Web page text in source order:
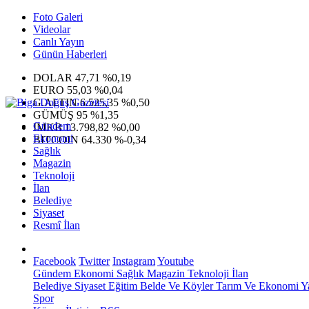
Foto Galeri
Videolar
Canlı Yayın
Günün Haberleri
DOLAR 47,71 %0,19
EURO 55,03 %0,04
G.ALTIN6.525,35 %0,50
GÜMÜŞ 95 %1,35
IMKB13.798,82 %0,00
BITCOIN 64.330 %-0,34
Gündem
Ekonomi
Sağlık
Magazin
Teknoloji
İlan
Belediye
Siyaset
Resmî İlan
Facebook Twitter InstagramYoutube
Gündem Ekonomi Sağlık Magazin Teknoloji İlan
Belediye Siyaset Eğitim Belde Ve KöylerTarım Ve Ekonomi
Spor